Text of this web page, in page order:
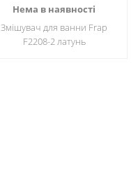
Нема в наявності
Змішувач для ванни Frap
F2208-2 латунь